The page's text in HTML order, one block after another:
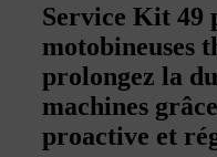
Service Kit 49
motobineuses
prolongez la
machines
proactive et